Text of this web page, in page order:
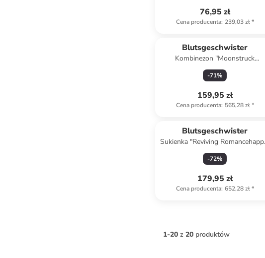
76,95 zł
Cena producenta: 239,03 zł*
Blutsgeschwister
Kombinezon "Moonstruck
Astronaut" w kolorze granatowym
-71%
159,95 zł
Cena producenta: 565,28 zł*
Blutsgeschwister
Sukienka "Reviving
ze wzorem
-72%
179,95 zł
Cena producenta: 652,28 zł*
1-20 z 20 produktów